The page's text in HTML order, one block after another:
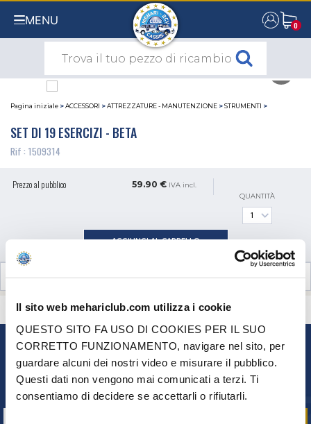
Il sito web mehariclub.com utilizza i cookie
QUESTO SITO FA USO DI COOKIES PER IL SUO
CORRETTO FUNZIONAMENTO, navigare nel sito, per
guardare alcuni dei nostri video e misurare il pubblico.
Questi dati non vengono mai comunicati a terzi. Ti
consentiamo di decidere se accettarli o rifiutarli.
MENU 0
0
Pagina iniziale >ACCESSORI >ATTREZZATURE - MANUTENZIONE >STRUMENTI >
SET DI 19 ESERCIZI - BETA
Rif : 1509314
Prezzo al pubblico 59.90 € IVA incl.
QUANTITÀ
AGGIUNGI AL CARRELLO
RECENSIONI CLIENTI (0)
HAI DELLE DOMANDE? BISOGNO DI AIUTO? CONTATTACI
NEWSLETTER
Iscriviti per ricevere gratuitamente
le nostre offerte promozionali e le novità sui prodotti